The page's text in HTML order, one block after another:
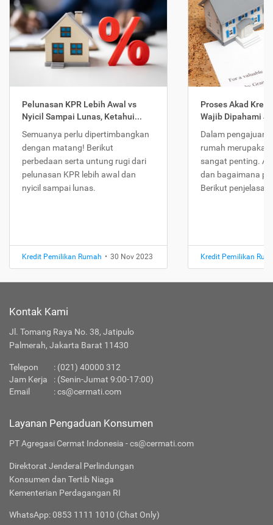
Pelunasan KPR Lebih Awal vs
Nyicil Sampai Lunas, Ketahui...
Semuanya perlu dipertimbangkan
dengan matang! Berikut
perbedaan serta untung rugi dari
pelunasan KPR lebih awal dan
nyicil sampai lunas.
Kredit Pemilikan Rumah • 30 Nov 2023
Proses Akad
Wajib Dipahami
Dalam pengajuan
rumah
sangat penting.
dan bagaimana
Berikut
Kredit Pemilikan
Kontak Kami
Jl. Tomang Raya No. 38, Jatipulo
Palmerah, Jakarta Barat 11430
Telepon : (021) 40000 312
Jam Kerja
: (Senin-Jumat 9:00-17:00)
Email
:cs@cermati.com
Layanan Pengaduan Konsumen
PT Agregasi Cermat Indonesia - cs@cermati.com
Direktorat Jenderal Perlindungan
Konsumen dan Tertib Niaga
Kementerian Perdagangan RI
WhatsApp: 0853 1111 1010 (Chat Only)